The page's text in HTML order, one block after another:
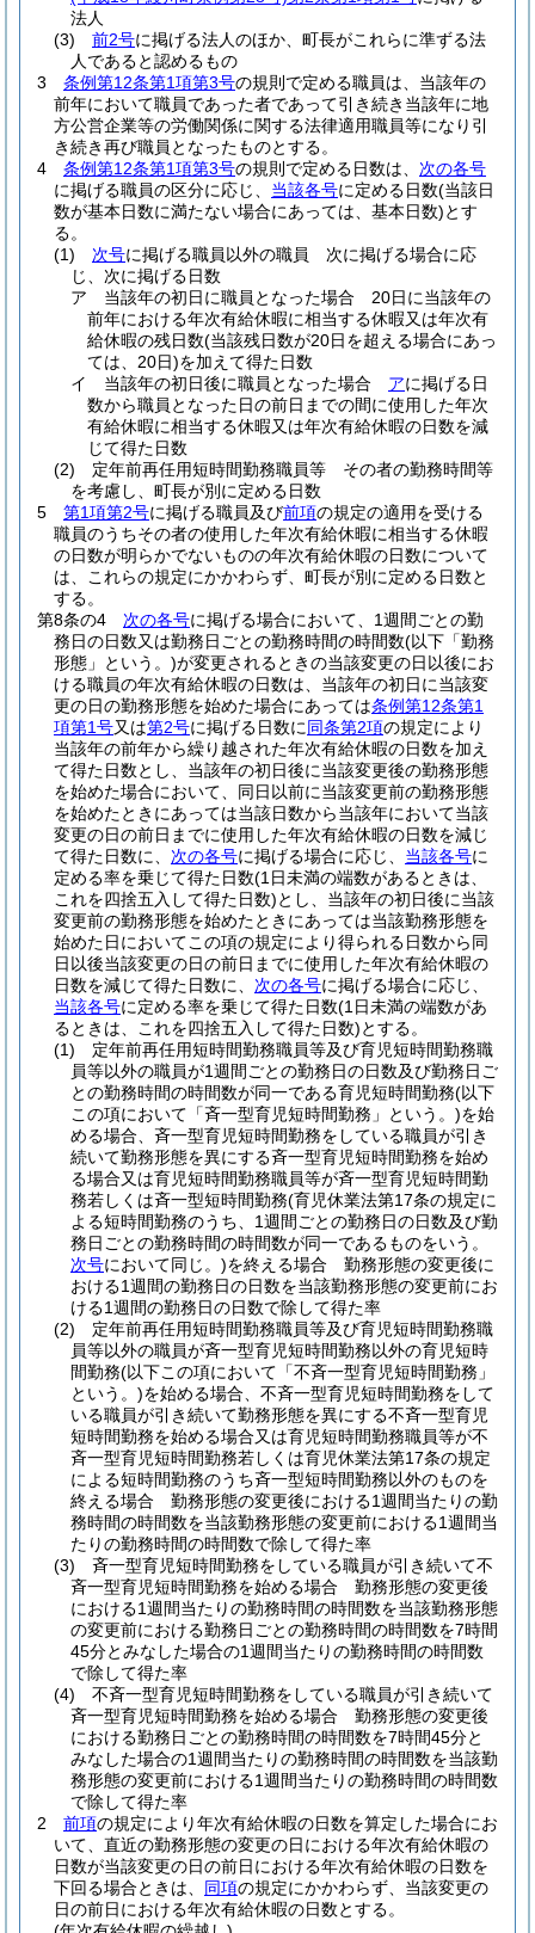
法人
(3)
前2号に掲げる法人のほか、町長がこれらに準ずる法
人であると認めるもの
3
条例第12条第1項第3号の規則で定める職員は、当該年の
前年において職員であった者であって引き続き当該年に地
方公営企業等の労働関係に関する法律適用職員等になり引
き続き再び職員となったものとする。
4
条例第12条第1項第3号の規則で定める日数は、 次の各号
に掲げる職員の区分に応じ、 当該各号に定める日数(当該日
数が基本日数に満たない場合にあっては、基本日数)とす
る。
(1)
次号に掲げる職員以外の職員 次に掲げる場合に応
じ、次に掲げる日数
ア
当該年の初日に職員となった場合 20日に当該年の
前年における年次有給休暇に相当する休暇又は年次有
給休暇の残日数(当該残日数が20日を超える場合にあっ
ては、20日)を加えて得た日数
イ
当該年の初日後に職員となった場合 アに掲げる日
数から職員となった日の前日までの間に使用した年次
有給休暇に相当する休暇又は年次有給休暇の日数を減
じて得た日数
(2)
定年前再任用短時間勤務職員等 その者の勤務時間等
を考慮し、町長が別に定める日数
5
第1項第2号に掲げる職員及び前項の規定の適用を受ける
職員のうちその者の使用した年次有給休暇に相当する休暇
の日数が明らかでないものの年次有給休暇の日数について
は、これらの規定にかかわらず、町長が別に定める日数と
する。
第8条の4
次の各号に掲げる場合において、1週間ごとの勤
務日の日数又は勤務日ごとの勤務時間の時間数(以下「勤務
形態」という。)が変更されるときの当該変更の日以後にお
ける職員の年次有給休暇の日数は、当該年の初日に当該変
更の日の勤務形態を始めた場合にあっては条例第12条第1
項第1号又は第2号に掲げる日数に同条第2項の規定により
当該年の前年から繰り越された年次有給休暇の日数を加え
て得た日数とし、当該年の初日後に当該変更後の勤務形態
を始めた場合において、同日以前に当該変更前の勤務形態
を始めたときにあっては当該日数から当該年において当該
変更の日の前日までに使用した年次有給休暇の日数を減じ
て得た日数に、 次の各号に掲げる場合に応じ、 当該各号に
定める率を乗じて得た日数(1日未満の端数があるときは、
これを四捨五入して得た日数)とし、当該年の初日後に当該
変更前の勤務形態を始めたときにあっては当該勤務形態を
始めた日においてこの項の規定により得られる日数から同
日以後当該変更の日の前日までに使用した年次有給休暇の
日数を減じて得た日数に、 次の各号に掲げる場合に応じ、
当該各号に定める率を乗じて得た日数(1日未満の端数があ
るときは、これを四捨五入して得た日数)とする。
(1)
定年前再任用短時間勤務職員等及び育児短時間勤務職
員等以外の職員が1週間ごとの勤務日の日数及び勤務日ご
との勤務時間の時間数が同一である育児短時間勤務(以下
この項において「斉一型育児短時間勤務」という。)を始
める場合、斉一型育児短時間勤務をしている職員が引き
続いて勤務形態を異にする斉一型育児短時間勤務を始め
る場合又は育児短時間勤務職員等が斉一型育児短時間勤
務若しくは斉一型短時間勤務(育児休業法第17条の規定に
よる短時間勤務のうち、1週間ごとの勤務日の日数及び勤
務日ごとの勤務時間の時間数が同一であるものをいう。
次号において同じ。)を終える場合 勤務形態の変更後に
おける1週間の勤務日の日数を当該勤務形態の変更前にお
ける1週間の勤務日の日数で除して得た率
(2)
定年前再任用短時間勤務職員等及び育児短時間勤務職
員等以外の職員が斉一型育児短時間勤務以外の育児短時
間勤務(以下この項において「不斉一型育児短時間勤務」
という。)を始める場合、不斉一型育児短時間勤務をして
いる職員が引き続いて勤務形態を異にする不斉一型育児
短時間勤務を始める場合又は育児短時間勤務職員等が不
斉一型育児短時間勤務若しくは育児休業法第17条の規定
による短時間勤務のうち斉一型短時間勤務以外のものを
終える場合 勤務形態の変更後における1週間当たりの勤
務時間の時間数を当該勤務形態の変更前における1週間当
たりの勤務時間の時間数で除して得た率
(3)
斉一型育児短時間勤務をしている職員が引き続いて不
斉一型育児短時間勤務を始める場合 勤務形態の変更後
における1週間当たりの勤務時間の時間数を当該勤務形態
の変更前における勤務日ごとの勤務時間の時間数を7時間
45分とみなした場合の1週間当たりの勤務時間の時間数
で除して得た率
(4)
不斉一型育児短時間勤務をしている職員が引き続いて
斉一型育児短時間勤務を始める場合 勤務形態の変更後
における勤務日ごとの勤務時間の時間数を7時間45分と
みなした場合の1週間当たりの勤務時間の時間数を当該勤
務形態の変更前における1週間当たりの勤務時間の時間数
で除して得た率
2
前項の規定により年次有給休暇の日数を算定した場合にお
いて、直近の勤務形態の変更の日における年次有給休暇の
日数が当該変更の日の前日における年次有給休暇の日数を
下回る場合ときは、 同項の規定にかかわらず、当該変更の
日の前日における年次有給休暇の日数とする。